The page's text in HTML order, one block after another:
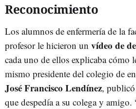
Reconocimiento
Los alumnos de enfermería de la
profesor le hicieron un vídeo de
cada uno de ellos explicaba cómo
mismo presidente del colegio de
José Francisco Lendínez, publicó
que despedía a su colega y